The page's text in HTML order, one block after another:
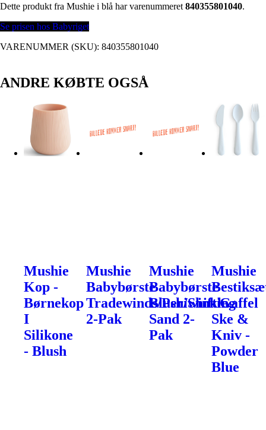
Dette produkt fra Mushie i blå har varenummeret 840355801040.
Se prisen hos Babyriget
VARENUMMER (SKU): 840355801040
ANDRE KØBTE OGSÅ
Mushie
Kop -
Børnekop
I
Silikone
- Blush
Mushie
Babybørste
Tradewinds/Periwinkle
2-Pak
Mushie
Babybørste
Blush/Shifting
Sand 2-
Pak
Mushie
- Gaffel
Ske &
Kniv -
Powder
Blue